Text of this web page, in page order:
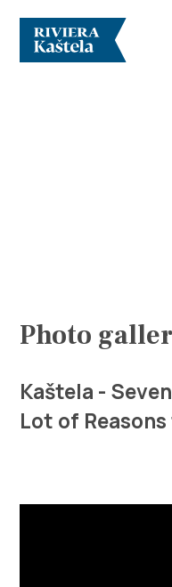
Multimedia
Safe in Dalmatia
Photo
Kaštela -
Lot of